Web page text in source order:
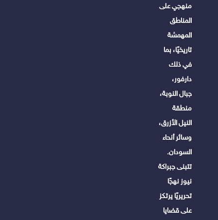
منهجي على
المناطق
المهمشة
تاريخيًا، بما
في ذلك
دارفور،
جبال النوبة،
منطقة
النيل الأزرق،
وسائر أنحاء
السودان.
تتبنى جبراكة
نيوز نهجًا
تحريريًا يرتكز
على قضايا